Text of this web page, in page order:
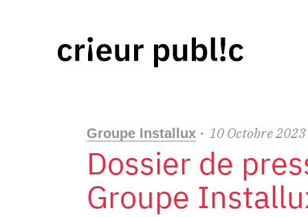
Groupe Installux · 10 Octobre2023
Dossier de
Groupe